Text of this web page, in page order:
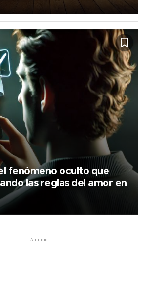
fenómeno oculto que
las reglas del amor en
- Anuncio -